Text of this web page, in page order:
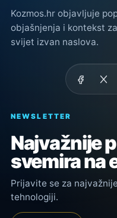
Kozmos.hr objavljuje
objašnjenja i kontekst
svijet izvan naslova.
NEWSLETTER
Najvažnije
svemira na
Prijavite se za
tehnologiji.